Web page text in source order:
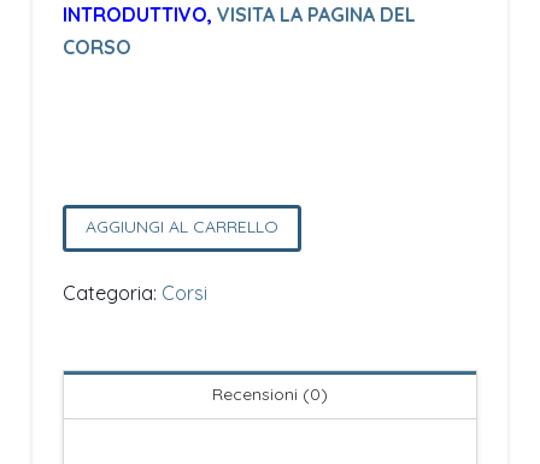
INTRODUTTIVO, VISITA LA PAGINA DEL
CORSO
CORSO
Prenditi
cura
dolore
quantità
AGGIUNGI AL CARRELLO
Categoria: Corsi
Recensioni (0)